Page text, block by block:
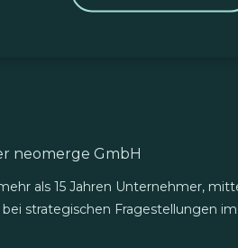
neomerge GmbH
als 15 Jahren Unternehmer,
strategischen Fragestellungen